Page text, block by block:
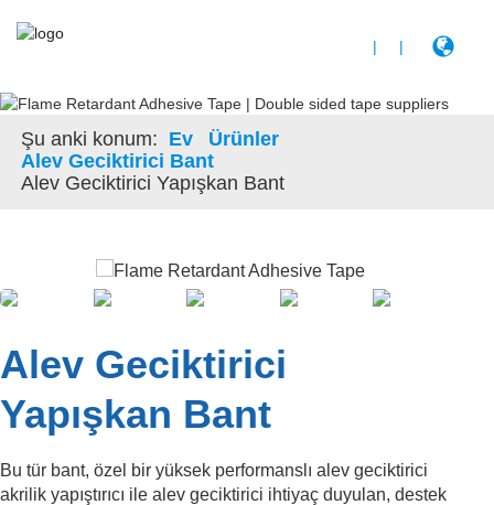
| |
Şu anki konum: Ev
Ürünler
Alev Geciktirici Bant
Alev Geciktirici Yapışkan Bant
Alev Geciktirici
Yapışkan Bant
Bu tür bant, özel bir yüksek performanslı alev geciktirici
akrilik yapıştırıcı ile alev geciktirici ihtiyaç duyulan, destek